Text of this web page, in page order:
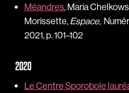
Méandres, Maria
Morissette,Espace,
2021, p. 101–102
2020
Le Centre Sporobole